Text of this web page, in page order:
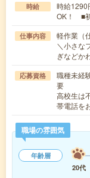
時給
時給1290
OK！ ■初
仕事内容
軽作業（
＼小さな
ぎなどか
応募資格
職種未経
要
高校生は
帯電話を
職場の雰囲気
年齢層
20代